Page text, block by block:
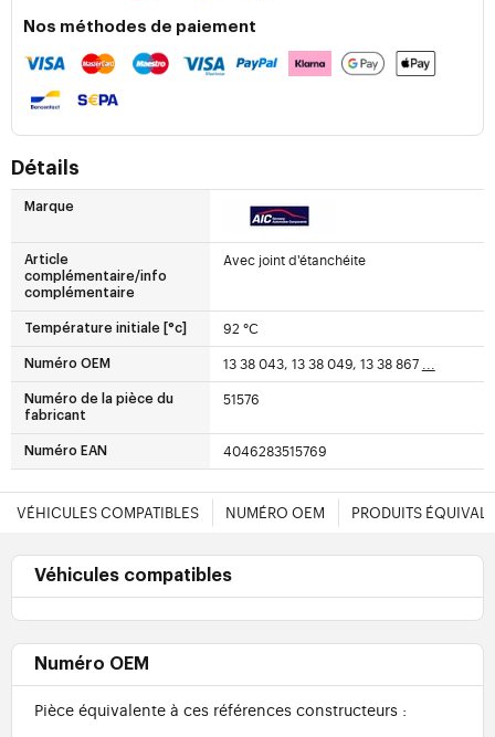
Nos méthodes de paiement
Détails
Marque
Article
complémentaire/info
complémentaire
Avec joint d'étanchéite
Température initiale [°c] 92 °C
Numéro OEM 13 38 043, 13 38 049, 13 38 867 ...
Numéro de la pièce du
fabricant
51576
Numéro EAN 4046283515769
VÉHICULES COMPATIBLES NUMÉRO OEM PRODUITS
Véhicules compatibles
Numéro OEM
Pièce équivalente à ces références constructeurs :